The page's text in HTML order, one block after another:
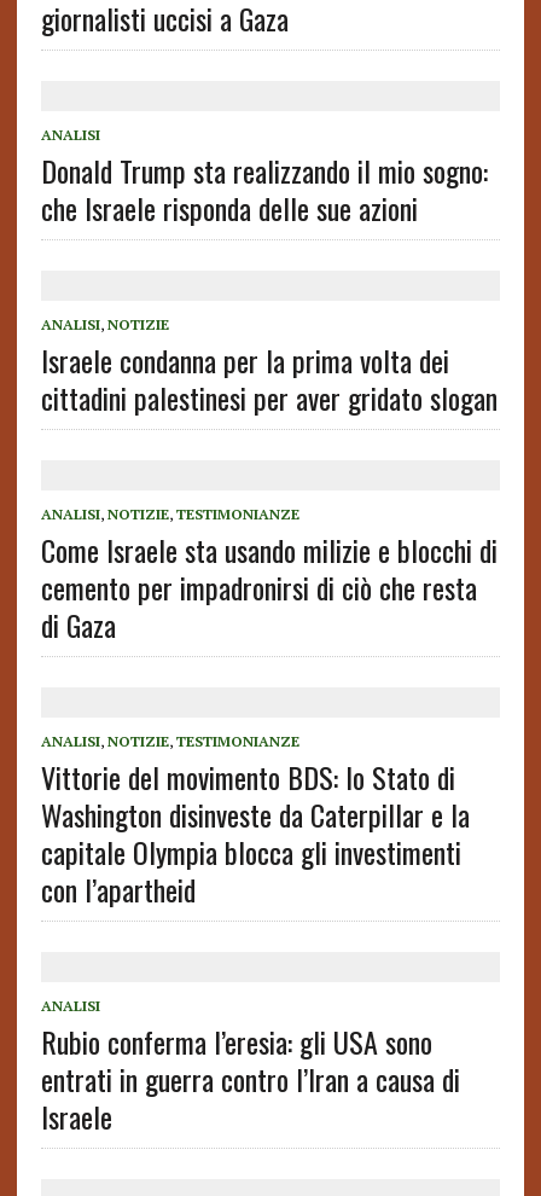
giornalisti uccisi a Gaza
ANALISI
Donald Trump sta realizzando il mio sogno:
che Israele risponda delle sue azioni
ANALISI, NOTIZIE
Israele condanna per la prima volta dei
cittadini palestinesi per aver gridato slogan
ANALISI, NOTIZIE, TESTIMONIANZE
Come Israele sta usando milizie e blocchi di
cemento per impadronirsi di ciò che resta
di Gaza
ANALISI, NOTIZIE, TESTIMONIANZE
Vittorie del movimento BDS: lo Stato di
Washington disinveste da Caterpillar e la
capitale Olympia blocca gli investimenti
con l’apartheid
ANALISI
Rubio conferma l’eresia: gli USA sono
entrati in guerra contro l’Iran a causa di
Israele